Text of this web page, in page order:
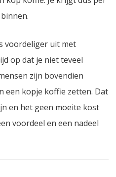
voordeliger uit met
op dat je niet teveel
zijn bovendien
een kopje koffie zetten. Dat
en het geen moeite kost
voordeel en een nadeel